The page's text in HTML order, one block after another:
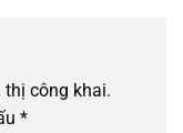
thị công khai.
*